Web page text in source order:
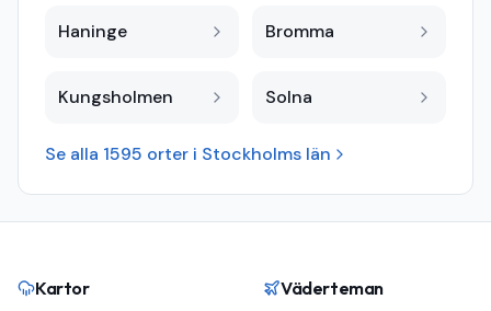
Haninge Bromma
Kungsholmen Solna
Se alla 1595 orter i Stockholms län
Kartor Väderteman